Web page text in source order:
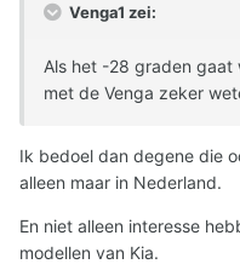
Venga1 zei:
Als het -28 graden gaat
met de Venga zeker
Ik bedoel dan degene die
alleen maar in Nederland.
En niet alleen interesse
modellen van Kia.